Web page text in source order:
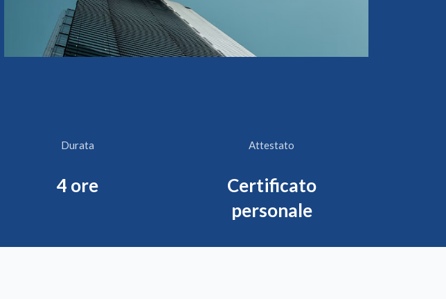
Durata
4 ore
Attestato
Certificato
personale